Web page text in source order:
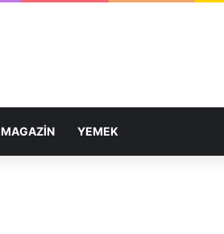
MAGAZİN YEMEK